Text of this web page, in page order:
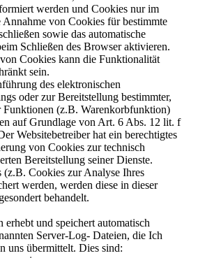
werden und Cookies nur im
von Cookies für bestimmte
sowie das automatische
Schließen des Browser aktivieren.
Cookies kann die Funktionalität
sein.
des elektronischen
oder zur Bereitstellung bestimmter,
Funktionen (z.B. Warenkorbfunktion)
auf Grundlage von Art. 6 Abs. 12 lit. f
Websitebetreiber hat ein berechtigtes
von Cookies zur technisch
Bereitstellung seiner Dienste.
(z.B. Cookies zur Analyse Ihres
werden, werden diese in dieser
behandelt.
erhebt und speichert automatisch
Server-Log- Dateien, die Ich
uns übermittelt. Dies sind: